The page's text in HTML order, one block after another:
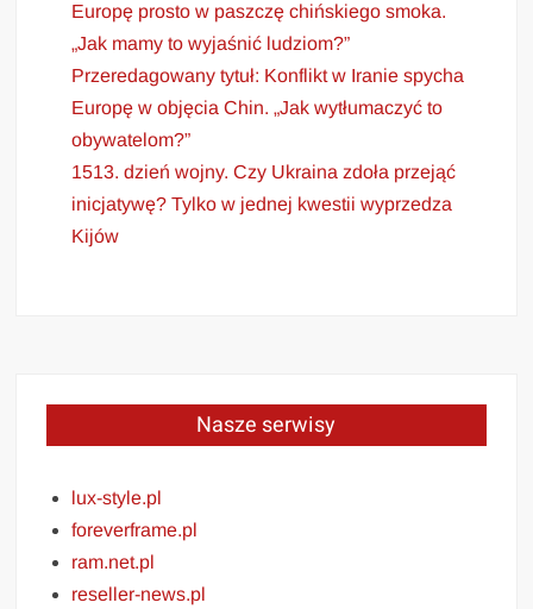
Europę prosto w paszczę chińskiego smoka.
„Jak mamy to wyjaśnić ludziom?”
Przeredagowany tytuł: Konflikt w Iranie spycha
Europę w objęcia Chin. „Jak wytłumaczyć to
obywatelom?”
1513. dzień wojny. Czy Ukraina zdoła przejąć
inicjatywę? Tylko w jednej kwestii wyprzedza
Kijów
Nasze serwisy
lux-style.pl
foreverframe.pl
ram.net.pl
reseller-news.pl